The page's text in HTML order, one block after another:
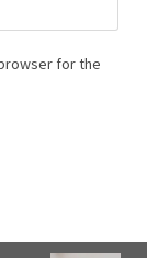
for the